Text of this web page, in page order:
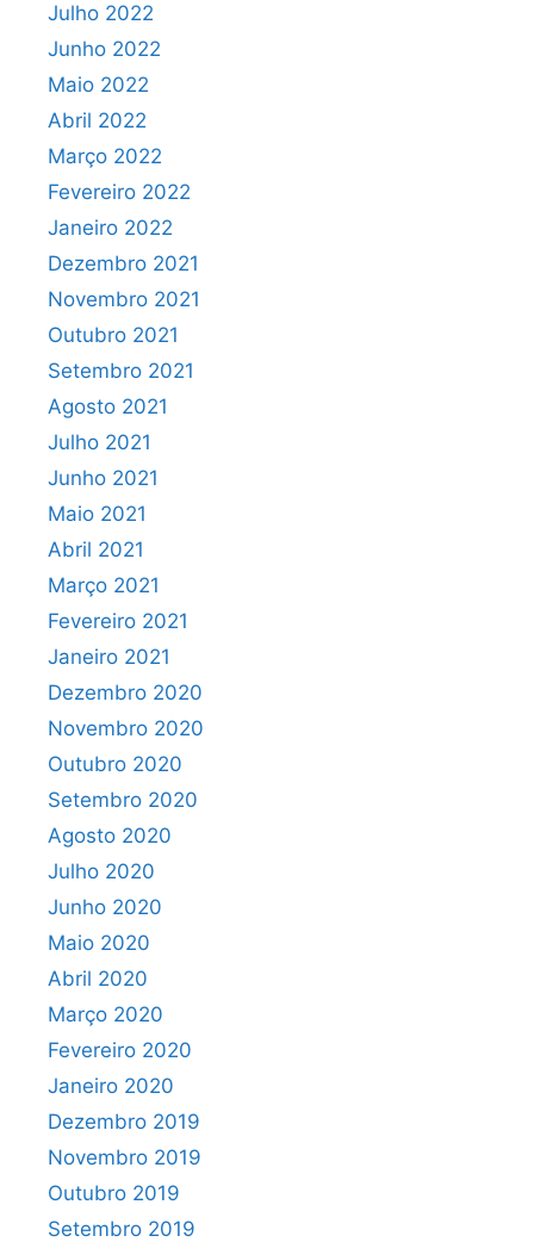
Julho 2022
Junho 2022
Maio 2022
Abril 2022
Março 2022
Fevereiro 2022
Janeiro 2022
Dezembro 2021
Novembro 2021
Outubro 2021
Setembro 2021
Agosto 2021
Julho 2021
Junho 2021
Maio 2021
Abril 2021
Março 2021
Fevereiro 2021
Janeiro 2021
Dezembro 2020
Novembro 2020
Outubro 2020
Setembro 2020
Agosto 2020
Julho 2020
Junho 2020
Maio 2020
Abril 2020
Março 2020
Fevereiro 2020
Janeiro 2020
Dezembro 2019
Novembro 2019
Outubro 2019
Setembro 2019